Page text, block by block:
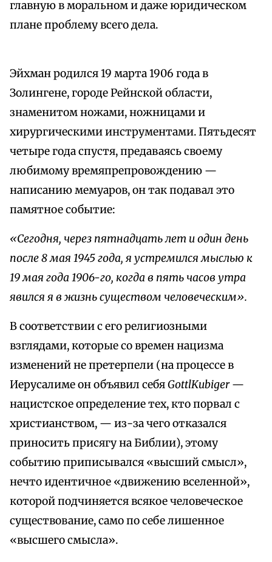
главную в моральном и даже юридическом
плане проблему всего дела.
Эйхман родился 19 марта 1906 года в
Золингене, городе Рейнской области,
знаменитом ножами, ножницами и
хирургическими инструментами. Пятьдесят
четыре года спустя, предаваясь своему
любимому времяпрепровождению —
написанию мемуаров, он так подавал это
памятное событие:
«Сегодня, через пятнадцать лет и один день
после 8 мая 1945 года, я устремился мыслью к
19 мая года 1906-го, когда в пять часов утра
явился я в жизнь существом человеческим».
В соответствии с его религиозными
взглядами, которые со времен нацизма
изменений не претерпели (на процессе в
Иерусалиме он объявил себяGottlKubiger—
нацистское определение тех, кто порвал с
христианством, — из-за чего отказался
приносить присягу на Библии), этому
событию приписывался «высший смысл»,
нечто идентичное «движению вселенной»,
которой подчиняется всякое человеческое
существование, само по себе лишенное
«высшего смысла».